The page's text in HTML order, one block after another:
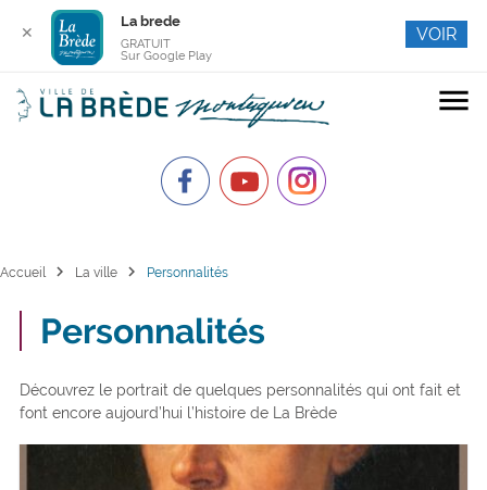
menu
Accueil chevron_right La ville chevron_right Personnalités
Personnalités
Découvrez le portrait de quelques personnalités qui ont fait et
font encore aujourd’hui l’histoire de La Brède
✕
La brede
GRATUIT
Sur Google Play
VOIR